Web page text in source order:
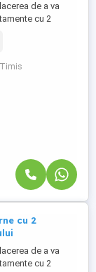
de a va
cu 2
intr-un
la cheie, finisate
cu 2
de a va
cu 2